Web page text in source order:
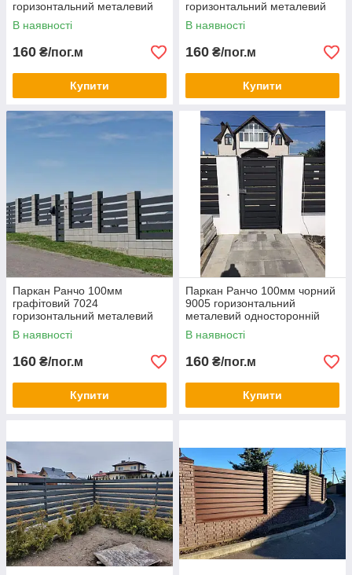
горизонтальний металевий
односторонній заповнення
В наявності
160 ₴/пог.м
Купити
горизонтальний металевий
односторонній заповнення
В наявності
160 ₴/пог.м
Купити
Паркан Ранчо 100мм
графітовий 7024
горизонтальний металевий
односторонній заповнення
графіт
В наявності
160 ₴/пог.м
Купити
Паркан Ранчо 100мм чорний
9005 горизонтальний
металевий односторонній
заповнення
В наявності
160 ₴/пог.м
Купити